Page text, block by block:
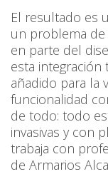
El resultado es
un problema de
en parte del
esta
añadido para la
funcionalidad
de todo: todo
invasivas y con
trabaja con
de Armarios